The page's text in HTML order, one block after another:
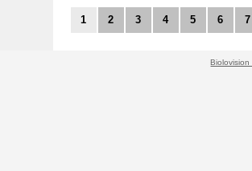
1 2 3 4 5 6 7
Biolovision